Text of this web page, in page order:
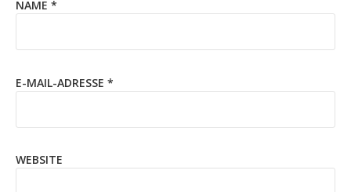
NAME *
E-MAIL-ADRESSE *
WEBSITE